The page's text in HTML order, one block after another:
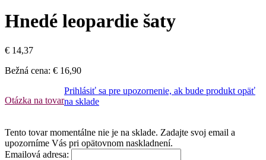
Hnedé leopardie šaty
€ 14,37
Bežná cena: € 16,90
Otázka na tovar
Prihlásiť sa pre upozornenie, ak bude produkt opäť
na sklade
Tento tovar momentálne nie je na sklade. Zadajte svoj email a
upozorníme Vás pri opätovnom naskladnení.
Emailová adresa: